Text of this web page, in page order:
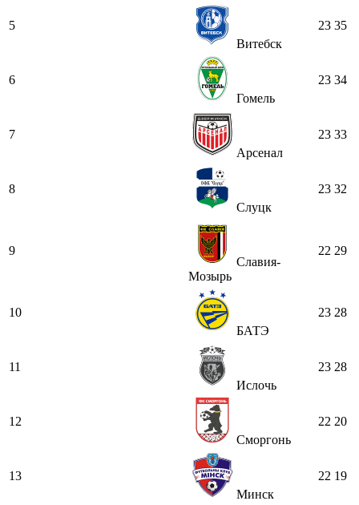
5
Витебск
23 35
6
Гомель
23 34
7
Арсенал
23 33
8
Слуцк
23 32
9
Славия-
Мозырь
22 29
10
БАТЭ
23 28
11
Ислочь
23 28
12
Сморгонь
22 20
13
Минск
22 19